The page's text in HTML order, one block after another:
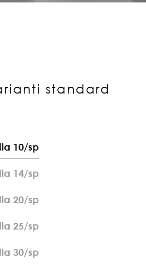
standard
lla 10/sp
lla 14/sp
lla 20/sp
lla 25/sp
lla 30/sp